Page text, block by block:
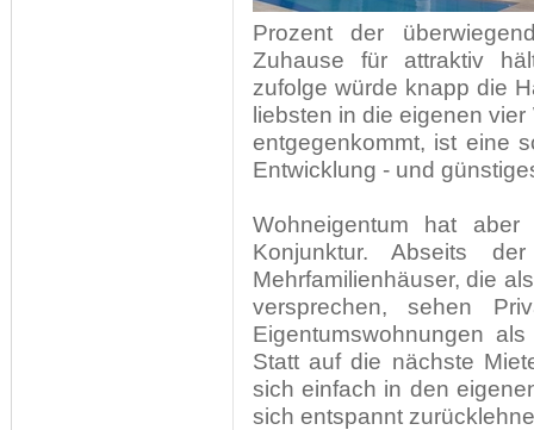
Prozent der
Zuhause für attraktiv
zufolge würde knapp die
liebsten in die eigenen
entgegenkommt, ist eine
Entwicklung - und
Wohneigentum hat
Konjunktur. Abseits
Mehrfamilienhäuser, die
versprechen, sehen
Eigentumswohnungen
Statt auf die nächste
sich einfach in den
sich entspannt